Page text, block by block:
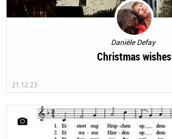
Danièle Defay
Christmas wishes
21.12.23